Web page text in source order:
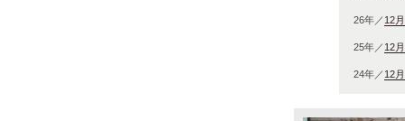
26年／ 12月
25年／ 12月
24年／ 12月